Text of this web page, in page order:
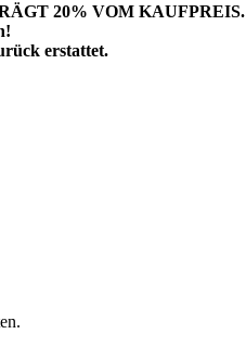
20% VOM KAUFPREIS.
erstattet.